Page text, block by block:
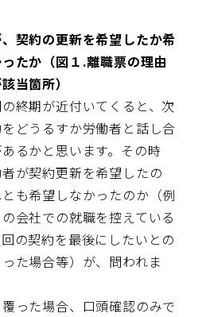
契約の更新を希望したか希
たか（図１.離職票の理由
当箇所）
終期が近付いてくると、次
どうるすか労働者と話し合
るかと思います。その時
が契約更新を希望したの
も希望しなかったのか（例
会社での就職を控えている
の契約を最後にしたいとの
た場合等）が、問われま
った場合、口頭確認のみで